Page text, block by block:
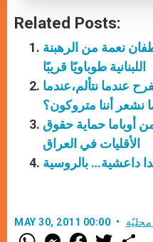
Related Posts:
نعمة من الرهبنة
اللبنانية طوباويًا قريبًا
عندما نتألم،عندما
نشعر أننا متروكون؟
أوباما حماية حقوق
الأقليات في العراق
داعشية… بالروسية
MAY 30, 2011 00:00
W M F